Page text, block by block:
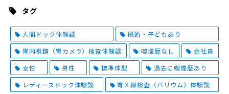
タグ
人間ドック体験談
既婚・子どもあり
胃内視鏡（胃カメラ）検査体験談
喫煙歴なし
会社員
女性
男性 標準体型
過去に喫煙歴あり
レディースドック体験談
胃Ｘ線検査（バリウム）体験談